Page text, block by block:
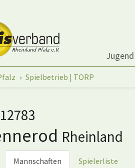
Jugend
Spielbetrieb | TORP
Rheinland
Mannschaften Spielerliste